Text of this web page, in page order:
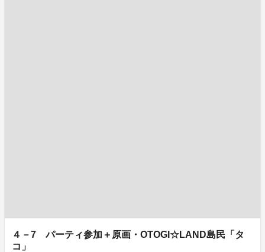
４－7 パーティ参加＋原画・OTOGI☆LAND島民「タ
コ」